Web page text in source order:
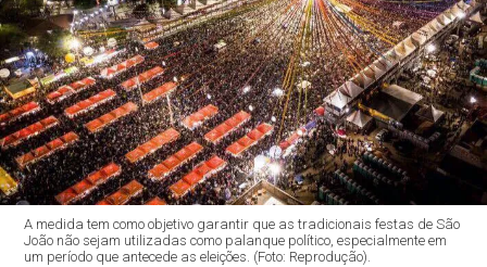
A medida tem como objetivo garantir que as tradicionais festas de São
João não sejam utilizadas como palanque político, especialmente em
um período que antecede as eleições. (Foto: Reprodução).